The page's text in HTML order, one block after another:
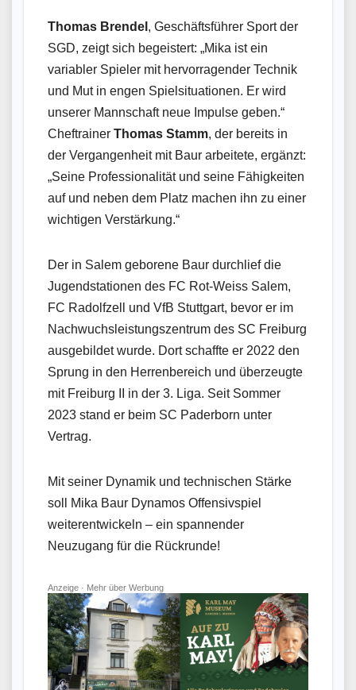
Thomas Brendel , Geschäftsführer Sport der
SGD, zeigt sich begeistert: „Mika ist ein
variabler Spieler mit hervorragender Technik
und Mut in engen Spielsituationen. Er wird
unserer Mannschaft neue Impulse geben.“
Cheftrainer Thomas Stamm, der bereits in
der Vergangenheit mit Baur arbeitete, ergänzt:
„Seine Professionalität und seine Fähigkeiten
auf und neben dem Platz machen ihn zu einer
wichtigen Verstärkung.“
Der in Salem geborene Baur durchlief die
Jugendstationen des FC Rot-Weiss Salem,
FC Radolfzell und VfB Stuttgart, bevor er im
Nachwuchsleistungszentrum des SC Freiburg
ausgebildet wurde. Dort schaffte er 2022 den
Sprung in den Herrenbereich und überzeugte
mit Freiburg II in der 3. Liga. Seit Sommer
2023 stand er beim SC Paderborn unter
Vertrag.
Mit seiner Dynamik und technischen Stärke
soll Mika Baur Dynamos Offensivspiel
weiterentwickeln – ein spannender
Neuzugang für die Rückrunde!
Anzeige · Mehr über Werbung